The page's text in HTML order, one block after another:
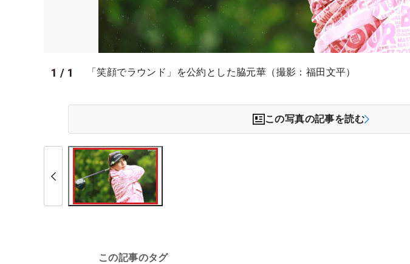
1 / 1 「笑顔でラウンド」を公約とした脇元華（撮影：福田文平）
この写真の記事を読む
この記事のタグ